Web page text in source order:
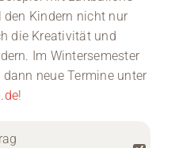
den Kindern nicht nur
die Kreativität und
Im Wintersemester
neue Termine unter
!